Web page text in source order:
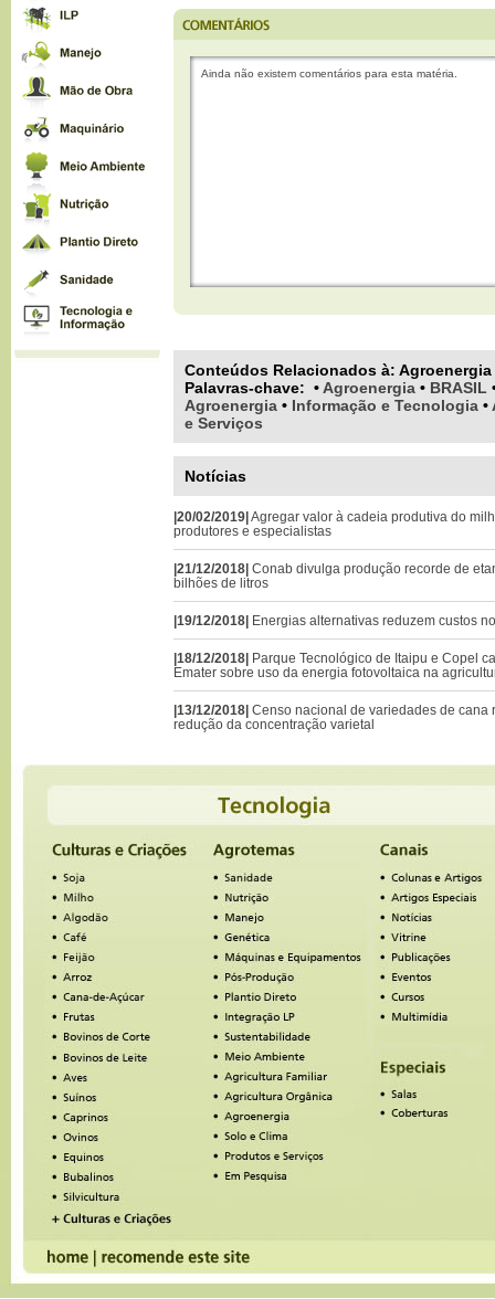
Ainda não existem comentários para esta matéria.
Conteúdos Relacionados à: Agroenergia
Palavras-chave: • Agroenergia • BRASIL
Agroenergia • Informação e Tecnologia •
e Serviços
Notícias
|20/02/2019|Agregar valor à cadeia produtiva do
produtores e especialistas
|21/12/2018| Conab divulga produção recorde de
bilhões de litros
|19/12/2018| Energias alternativas reduzem custos
|18/12/2018| Parque Tecnológico de Itaipu e Copel
Emater sobre uso da energia fotovoltaica na
|13/12/2018| Censo nacional de variedades de cana
redução da concentração varietal